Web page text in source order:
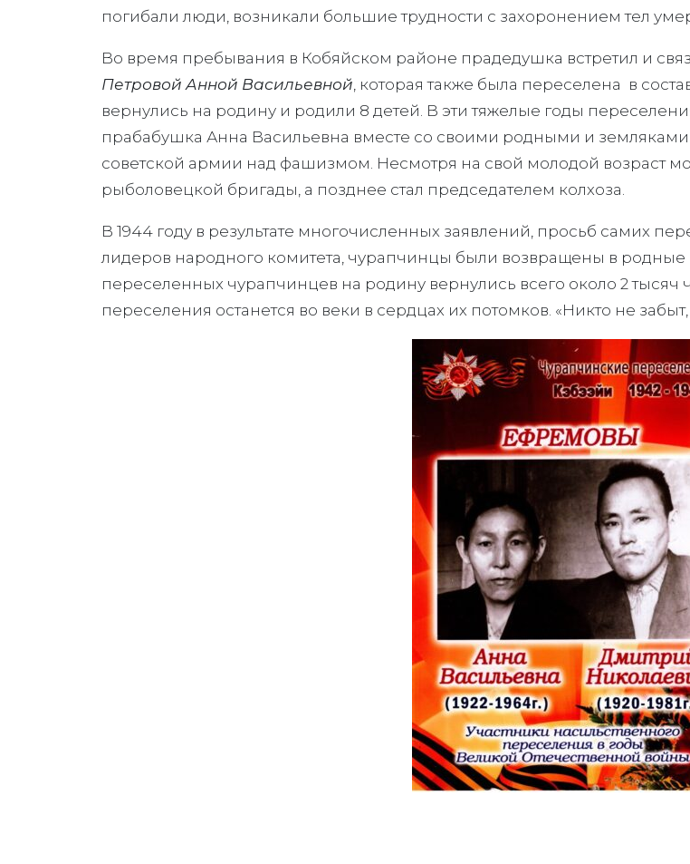
погибали люди, возникали большие трудности с захоронением тел
Во время пребывания в Кобяйском районе прадедушка встретил и
Петровой Анной Васильевной , которая также была переселена в
вернулись на родину и родили 8 детей. В эти тяжелые годы
прабабушка Анна Васильевна вместе со своими родными и
советской армии над фашизмом. Несмотря на свой молодой возраст
рыболовецкой бригады, а позднее стал председателем колхоза.
В 1944 году в результате многочисленных заявлений, просьб самих
лидеров народного комитета, чурапчинцы были возвращены в родные
переселенных чурапчинцев на родину вернулись всего около 2 тысяч
переселения останется во веки в сердцах их потомков. «Никто не забыт,